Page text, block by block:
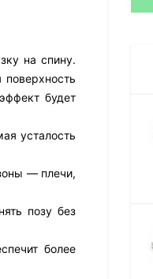
на спину.
будет
усталость
— плечи,
позу без
более